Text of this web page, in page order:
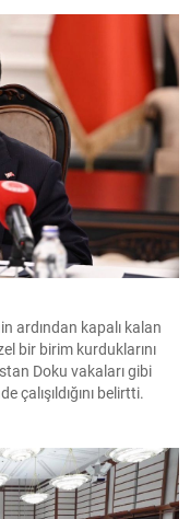
ardından kapalı kalan
bir birim kurduklarını
Doku vakaları gibi
belirtti.
araştırmacı...